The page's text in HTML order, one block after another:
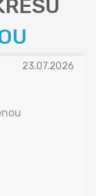
23.07.2026